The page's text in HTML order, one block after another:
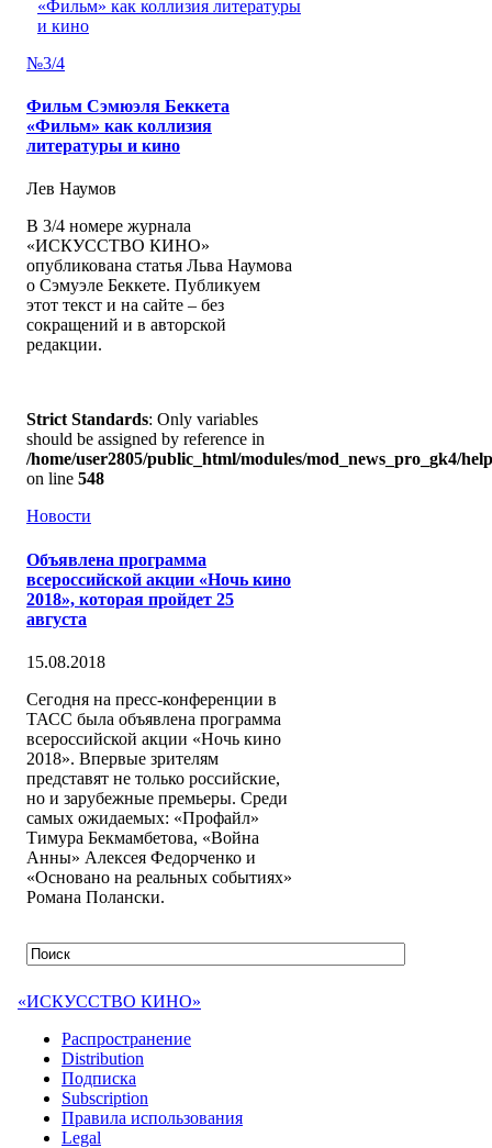
№3/4
Фильм Сэмюэля Беккета
«Фильм» как коллизия
литературы и кино
Лев Наумов
В 3/4 номере журнала
«ИСКУССТВО КИНО»
опубликована статья Льва Наумова
о Сэмуэле Беккете. Публикуем
этот текст и на сайте – без
сокращений и в авторской
редакции.
Strict Standards: Only variables
should be assigned by reference in
/home/user2805/public_html/modules/mod_news_pro_gk4/
on line 548
Новости
Объявлена программа
всероссийской акции «Ночь кино
2018», которая пройдет 25
августа
15.08.2018
Сегодня на пресс-конференции в
ТАСС была объявлена программа
всероссийской акции «Ночь кино
2018». Впервые зрителям
представят не только российские,
но и зарубежные премьеры. Среди
самых ожидаемых: «Профайл»
Тимура Бекмамбетова, «Война
Анны» Алексея Федорченко и
«Основано на реальных событиях»
Романа Полански.
«ИСКУССТВО КИНО»
Распространение
Distribution
Подписка
Subscription
Правила использования
Legal